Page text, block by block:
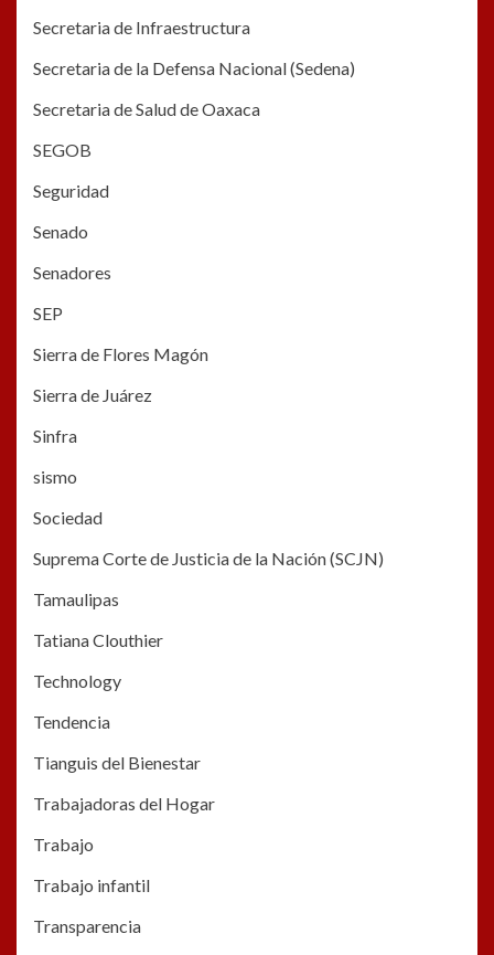
Secretaria de Infraestructura
Secretaria de la Defensa Nacional (Sedena)
Secretaria de Salud de Oaxaca
SEGOB
Seguridad
Senado
Senadores
SEP
Sierra de Flores Magón
Sierra de Juárez
Sinfra
sismo
Sociedad
Suprema Corte de Justicia de la Nación (SCJN)
Tamaulipas
Tatiana Clouthier
Technology
Tendencia
Tianguis del Bienestar
Trabajadoras del Hogar
Trabajo
Trabajo infantil
Transparencia